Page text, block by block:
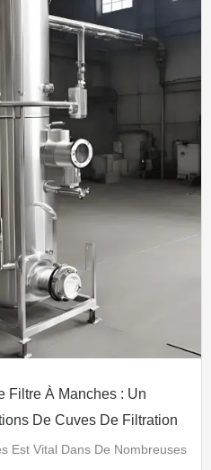
Filtre À Manches : Un
De Cuves De Filtration
Est Vital Dans De Nombreuses